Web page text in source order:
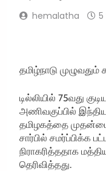
hemalatha 5
தமிழ்நாடு முழுவதும்
டில்லியில் 75வது
அணிவகுப்பில்
தமிழகத்தை முதன்மை
சார்பில் சமர்ப்பிக்க
நிராகரித்ததாக
தெரிவித்தது.